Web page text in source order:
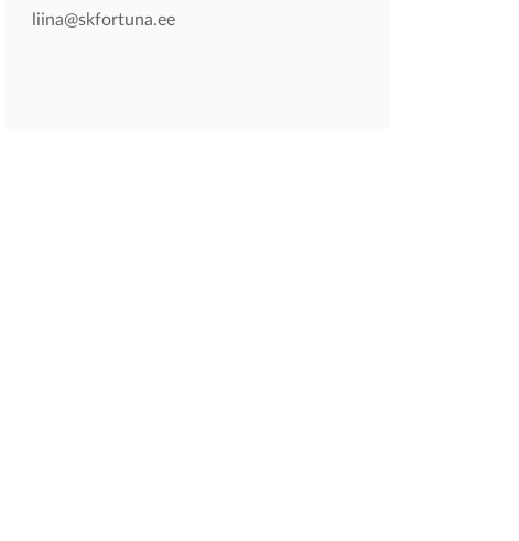
liina@skfortuna.ee